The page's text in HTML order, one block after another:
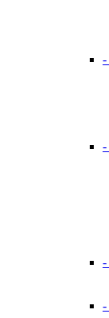
-
-
-
-